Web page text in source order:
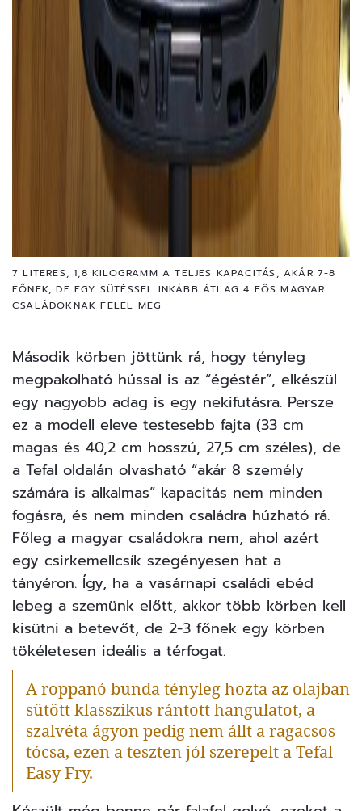
7 LITERES, 1,8 KILOGRAMM A TELJES KAPACITÁS, AKÁR 7-8
FŐNEK, DE EGY SÜTÉSSEL INKÁBB ÁTLAG 4 FŐS MAGYAR
CSALÁDOKNAK FELEL MEG
Második körben jöttünk rá, hogy tényleg
megpakolható hússal is az “égéstér”, elkészül
egy nagyobb adag is egy nekifutásra. Persze
ez a modell eleve testesebb fajta (33 cm
magas és 40,2 cm hosszú, 27,5 cm széles), de
a Tefal oldalán olvasható “akár 8 személy
számára is alkalmas” kapacitás nem minden
fogásra, és nem minden családra húzható rá.
Főleg a magyar családokra nem, ahol azért
egy csirkemellcsík szegényesen hat a
tányéron. Így, ha a vasárnapi családi ebéd
lebeg a szemünk előtt, akkor több körben kell
kisütni a betevőt, de 2-3 főnek egy körben
tökéletesen ideális a térfogat.
A roppanó bunda tényleg hozta az olajban
sütött klasszikus rántott hangulatot, a
szalvéta ágyon pedig nem állt a ragacsos
tócsa, ezen a teszten jól szerepelt a Tefal
Easy Fry.